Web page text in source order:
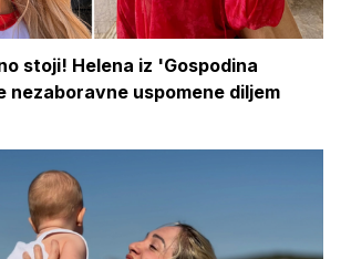
stoji! Helena iz 'Gospodina
nezaboravne uspomene diljem